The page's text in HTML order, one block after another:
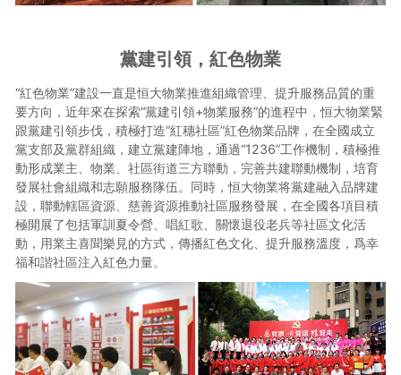
黨建引領，紅色物業
“紅色物業”建設一直是恒大物業推進組織管理、提升服務品質的重
要方向，近年來在探索“黨建引領+物業服務”的進程中，恒大物業緊
跟黨建引領步伐，積極打造“紅穗社區”紅色物業品牌，在全國成立
黨支部及黨群組織，建立黨建陣地，通過“1236”工作機制，積極推
動形成業主、物業、社區街道三方聯動，完善共建聯動機制，培育
發展社會組織和志願服務隊伍。同時，恒大物業将黨建融入品牌建
設，聯動轄區資源、慈善資源推動社區服務發展，在全國各項目積
極開展了包括軍訓夏令營、唱紅歌、關懷退役老兵等社區文化活
動，用業主喜聞樂見的方式，傳播紅色文化、提升服務溫度，爲幸
福和諧社區注入紅色力量。